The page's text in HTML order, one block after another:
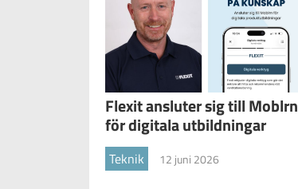
Flexit ansluter sig till Moblrn
för digitala utbildningar
Teknik 12 juni 2026